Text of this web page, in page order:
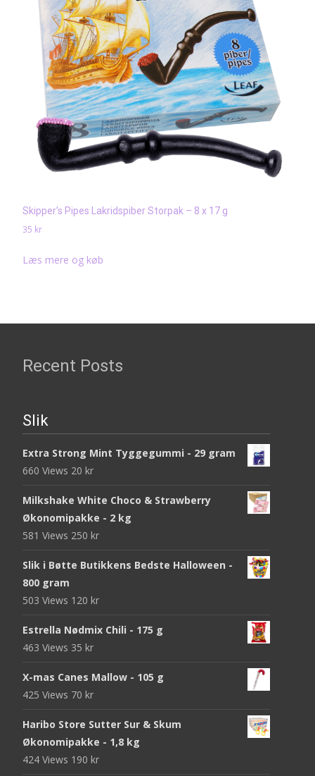
Skipper’s Pipes Lakridspiber Storpak – 8 x 17 g
35 kr
Læs mere og køb
Recent Posts
Slik
Extra Strong Mint Tyggegummi - 29 gram
660 Views 20 kr
Milkshake White Choco & Strawberry
Økonomipakke - 2 kg
581 Views 250 kr
Slik i Bøtte Butikkens Bedste Halloween -
800 gram
503 Views 120 kr
Estrella Nødmix Chili - 175 g
463 Views 35 kr
X-mas Canes Mallow - 105 g
425 Views 70 kr
Haribo Store Sutter Sur & Skum
Økonomipakke - 1,8 kg
424 Views 190 kr